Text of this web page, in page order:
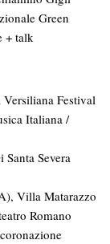
Green
+ talk
Festival
Italiana /
Severa
Villa Matarazzo
Romano